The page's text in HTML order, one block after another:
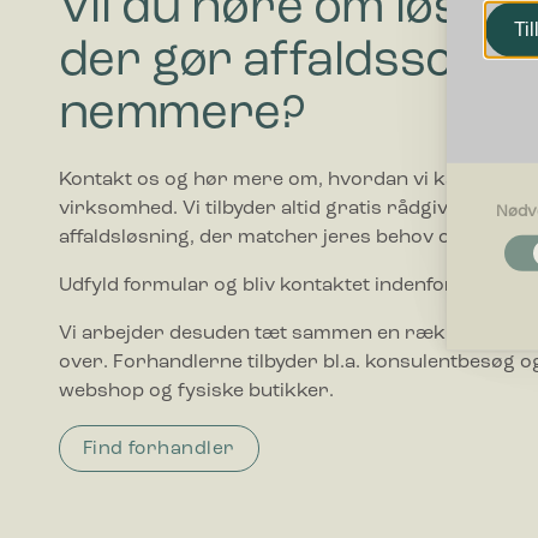
der gør
nemmere?
Kontakt os og hør mere om, hvordan vi kan hjælpe
virksomhed. Vi tilbyder altid gratis rådgivning i
affaldsløsning, der matcher jeres behov og budget.
Udfyld formular og bliv kontaktet indenfor 1-2
Vi arbejder desuden tæt sammen en række
over. Forhandlerne tilbyder bl.a. konsulentbesøg
webshop og fysiske butikker.
Find forhandler